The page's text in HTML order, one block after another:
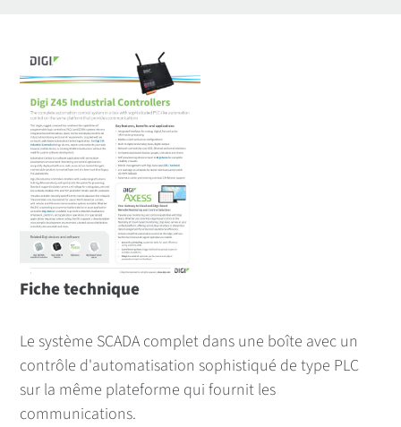
Le système SCADA complet dans une boîte avec un
contrôle d'automatisation sophistiqué de type PLC
sur la même plateforme qui fournit les
communications.
Fiche technique